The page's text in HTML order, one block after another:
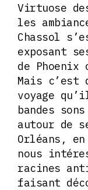
Virtuose
les
Chassol
exposant
de
Mais c’est
voyage
bandes
autour de
Orléans,
nous
racines
faisant